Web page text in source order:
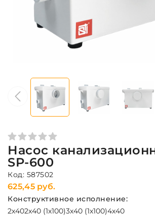
Насос
SP-600
Код: 587502
625,45 руб.
Конструктивное исполнение:
2х402х40 (1х100)3х40 (1х100)4х40